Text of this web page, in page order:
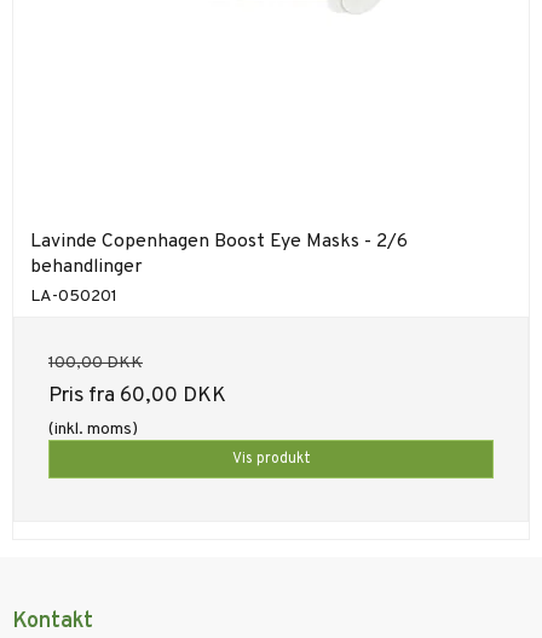
Lavinde Copenhagen Boost Eye Masks - 2/6
behandlinger
LA-050201
100,00 DKK
Pris fra 60,00 DKK
(inkl. moms)
Vis produkt
Kontakt